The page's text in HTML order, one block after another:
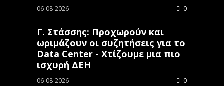
06-08-2026 0
Γ. Στάσσης: Προχωρούν και
ωριμάζουν οι συζητήσεις για το
Data Center - Χτίζουμε μια πιο
ισχυρή ΔΕΗ
06-08-2026 0